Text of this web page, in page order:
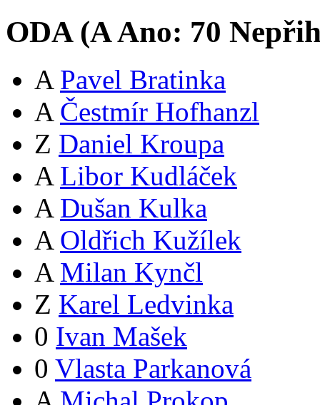
ODA (AAno: 70
A Pavel Bratinka
A Čestmír Hofhanzl
Z Daniel Kroupa
A Libor Kudláček
A Dušan Kulka
A Oldřich Kužílek
A Milan Kynčl
Z Karel Ledvinka
0 Ivan Mašek
0 Vlasta Parkanová